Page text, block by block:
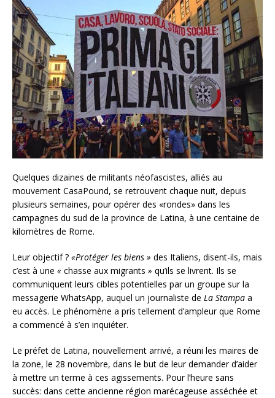
Quelques dizaines de militants néofascistes, alliés au
mouvement CasaPound, se retrouvent chaque nuit, depuis
plusieurs semaines, pour opérer des «rondes» dans les
campagnes du sud de la province de Latina, à une centaine de
kilomètres de Rome.
Leur objectif ? «Protéger les biens » des Italiens, disent-ils, mais
c’est à une « chasse aux migrants » qu’ils se livrent. Ils se
communiquent leurs cibles potentielles par un groupe sur la
messagerie WhatsApp, auquel un journaliste de La Stampa a
eu accès. Le phénomène a pris tellement d’ampleur que Rome
a commencé à s’en inquiéter.
Le préfet de Latina, nouvellement arrivé, a réuni les maires de
la zone, le 28 novembre, dans le but de leur demander d’aider
à mettre un terme à ces agissements. Pour l’heure sans
succès: dans cette ancienne région marécageuse asséchée et